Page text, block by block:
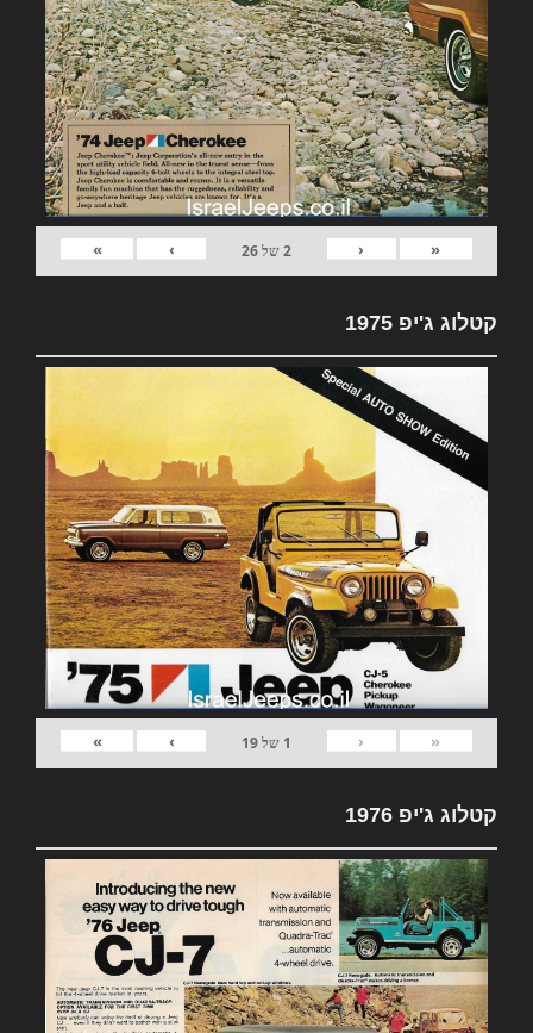
«
‹
2של26
›
»
קטלוג ג'יפ 1975
«
‹
1 של19
›
»
קטלוג ג'יפ 1976